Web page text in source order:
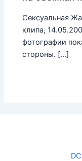
Сексуальная
клипа,
фотографии
стороны. […]